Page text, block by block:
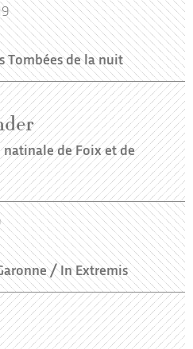
Tombées de la nuit
natinale de Foix et de
/ In Extremis